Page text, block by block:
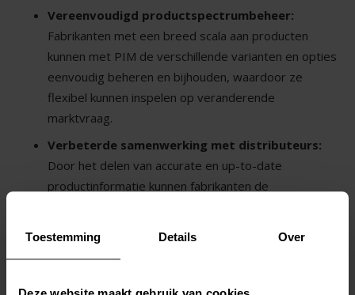
Toestemming Details Over
Vereenvoudigd productspectrumbeheer:
Fabrikanten met een breed scala aan producten
kunnen met PIM de verschillende varianten en opties
eenvoudig beheren en bijhouden, waardoor ze
flexibel kunnen inspelen op veranderende
marktvraag.
Verbeterde samenwerking met distributeurs:
Door het delen van accurate en up-to-date
productinformatie kunnen fabrikanten de
gegevens.